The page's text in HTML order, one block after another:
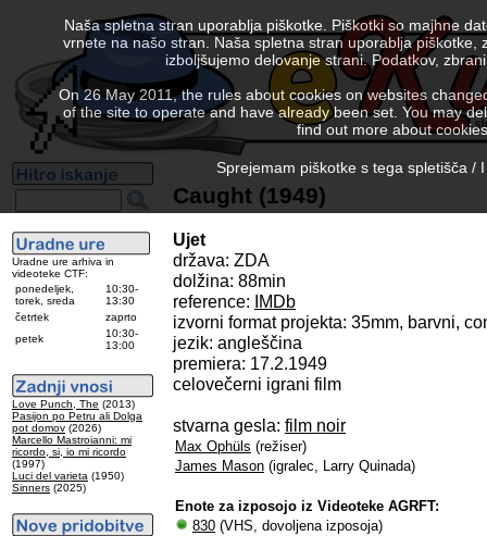
Uradne ure arhiva in
videoteke CTF:
ponedeljek,
torek, sreda
10:30-
13:30
četrtek
zaprto
petek
10:30-
13:00
Love Punch, The (2013)
Pasijon po Petru ali Dolga
pot domov (2026)
Marcello Mastroianni: mi
ricordo, si, io mi ricordo
(1997)
Luci del varieta (1950)
Sinners (2025)
Caught (1949)
Ujet
država: ZDA
dolžina: 88min
reference:
IMDb
izvorni format projekta: 35mm, barvni,
jezik: angleščina
premiera: 17.2.1949
celovečerni igrani film
stvarna gesla: film noir
Max Ophüls (režiser)
James Mason (igralec, Larry Quinada)
Enote za izposojo iz Videoteke AGRFT:
830 (VHS, dovoljena izposoja)
Naša spletna stran uporablja piškotke. Piškotki so majhne
vrnete na našo stran. Naša spletna stran uporablja
izboljšujemo delovanje strani. Podatkov,
On 26 May 2011, the rules about cookies on websites
of the site to operate and have already been set. You may
find out more about
Sprejemam piškotke s tega spletišča /